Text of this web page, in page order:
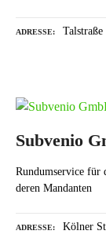
ADRESSE
Subvenio
Rundumservice für
deren Mandanten
ADRESSE Kölner